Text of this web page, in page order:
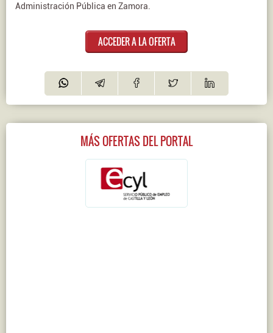
Administración Pública en Zamora.
ACCEDER A LA OFERTA
MÁS OFERTAS DEL PORTAL